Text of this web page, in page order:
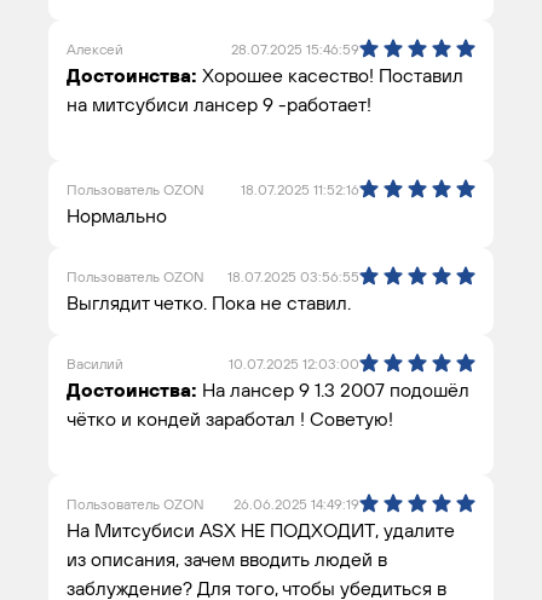
Алексей 28.07.2025 15:46:59
Достоинства: Хорошее касество! Поставил
на митсубиси лансер 9 -работает!
Пользователь OZON 18.07.2025 11:52:16
Нормально
Пользователь OZON 18.07.2025 03:56:55
Выглядит четко. Пока не ставил.
Василий 10.07.2025 12:03:00
Достоинства: На лансер 9 1.3 2007 подошёл
чётко и кондей заработал ! Советую!
Пользователь OZON 26.06.2025 14:49:19
На Митсубиси ASX НЕ ПОДХОДИТ, удалите
из описания, зачем вводить людей в
заблуждение? Для того, чтобы убедиться в